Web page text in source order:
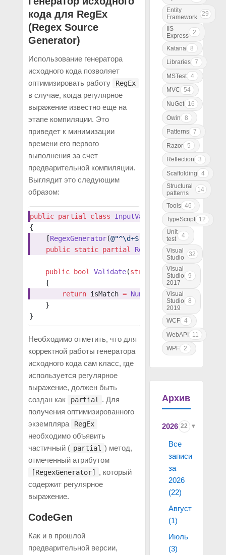
кода для RegEx
(Regex Source
Generator)
Использование генератора
исходного кода позволяет
оптимизировать работу
RegEx
в случае, когда регулярное
выражение известно еще на
этапе компиляции. Это
приведет к минимизации
времени его первого
выполнения за счет
предварительной компиляции.
Выглядит это следующим
образом:
public partial class InputValidator
{
    [
RegexGenerator(@"^\d+$"
,
    public
static partial Regex NumbersRegEx
    public
bool Validate(string str)
    {
        return
isMatch = NumbersRegEx(). IsMatch
    }
}
Необходимо отметить, что для
корректной работы генератора
исходного кода сам класс, где
используется регулярное
выражение, должен быть
создан как
partial . Для
получения оптимизированного
экземпляра
RegEx
необходимо объявить
частичный ( partial ) метод,
отмеченный атрибутом
[RegexGenerator]
, который
содержит регулярное
выражение.
CodeGen
Как и в прошлой
предварительной версии,
Entity
Framework
29
IIS
Express
2
Katana
8
Libraries 7
MSTest 4
MVC 54
NuGet 16
Owin
8
Patterns 7
Razor 5
Reflection
3
Scaffolding
4
Structural
patterns
14
Tools 46
TypeScript 12
Unit
test
4
Visual
Studio
32
Visual
Studio
2017
9
Visual
Studio
2019
8
WCF 4
WebAPI
11
WPF 2
Архив
2026 22
Все
записи
за
2026
(22)
Август
(1)
Июль
(3)